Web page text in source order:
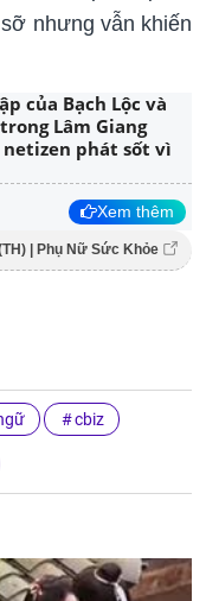
nhưng vẫn khiến
của Bạch Lộc và
Lâm Giang
phát sốt vì
Xem thêm
| Phụ Nữ Sức Khỏe
cbiz